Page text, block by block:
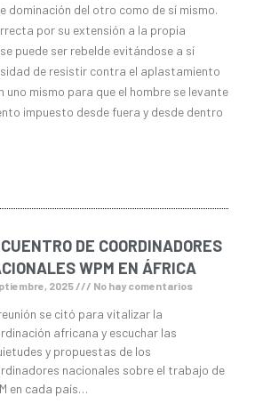
dominación del otro como de sí mismo.
por su extensión a la propia
puede ser rebelde evitándose a sí
de resistir contra el aplastamiento
uno mismo para que el hombre se levante
impuesto desde fuera y desde dentro
DE COORDINADORES
WPM EN ÁFRICA
2025 No hay comentarios
se citó para vitalizar la
africana y escuchar las
y propuestas de los
nacionales sobre el trabajo de
en cada país…